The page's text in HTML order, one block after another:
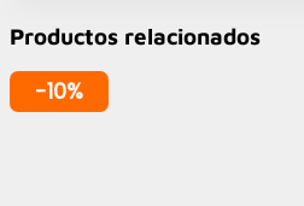
Productos relacionados
-10%